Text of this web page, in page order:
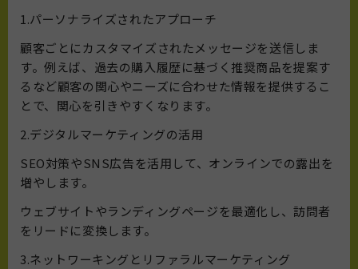
1.パーソナライズされたアプローチ
顧客ごとにカスタマイズされたメッセージを送信しま
す。例えば、過去の購入履歴に基づく推奨商品を提案す
るなど顧客の関心やニーズに合わせた情報を提供するこ
とで、関心を引きやすくなります。
2.デジタルマーケティングの活用
SEO対策やSNS広告を活用して、オンラインでの露出を
増やします。
ウェブサイトやランディングページを最適化し、訪問者
をリードに変換します。
3.ネットワーキングとリファラルマーケティング